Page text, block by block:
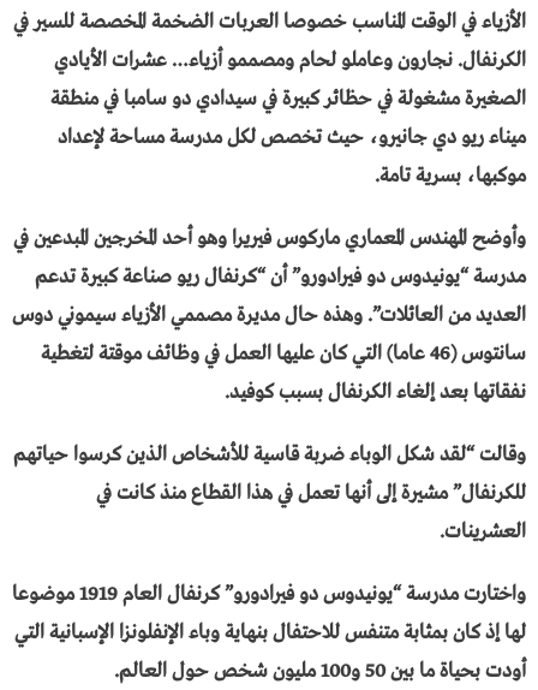
الأزياء في الوقت المناسب خصوصا العربات الضخمة المخصصة للسير في
الكرنفال. نجارون وعاملو لحام ومصممو أزياء… عشرات الأيادي
الصغيرة مشغولة في حظائر كبيرة في سيدادي دو سامبا في منطقة
ميناء ريو دي جانيرو، حيث تخصص لكل مدرسة مساحة لإعداد
موكبها، بسرية تامة.
وأوضح المهندس المعماري ماركوس فيريرا وهو أحد المخرجين المبدعين في
مدرسة “يونيدوس دو فيرادورو” أن “كرنفال ريو صناعة كبيرة تدعم
العديد من العائلات”. وهذه حال مديرة مصممي الأزياء سيموني دوس
سانتوس (46 عاما) التي كان عليها العمل في وظائف موقتة لتغطية
نفقاتها بعد إلغاء الكرنفال بسبب كوفيد.
وقالت “لقد شكل الوباء ضربة قاسية للأشخاص الذين كرسوا حياتهم
للكرنفال” مشيرة إلى أنها تعمل في هذا القطاع منذ كانت في
العشرينات.
واختارت مدرسة “يونيدوس دو فيرادورو” كرنفال العام 1919 موضوعا
لها إذ كان بمثابة متنفس للاحتفال بنهاية وباء الإنفلونزا الإسبانية التي
أودت بحياة ما بين 50 و100 مليون شخص حول العالم.